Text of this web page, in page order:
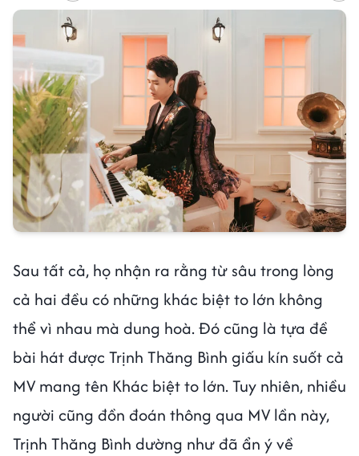
Sau tất cả, họ nhận ra rằng từ sâu trong lòng
cả hai đều có những khác biệt to lớn không
thể vì nhau mà dung hoà. Đó cũng là tựa đề
bài hát được Trịnh Thăng Bình giấu kín suốt cả
MV mang tên Khác biệt to lớn. Tuy nhiên, nhiều
người cũng đồn đoán thông qua MV lần này,
Trịnh Thăng Bình dường như đã ẩn ý về